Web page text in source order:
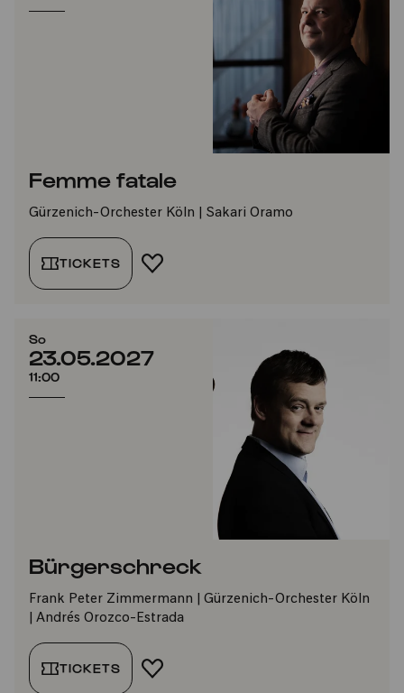
Femme fatale
Gürzenich-Orchester Köln | Sakari Oramo
TICKETS FAVORIT HINZUFÜGEN
So
23.05.2027
11:00
Bürgerschreck
Frank Peter Zimmermann | Gürzenich-Orchester Köln
| Andrés Orozco-Estrada
TICKETS FAVORIT HINZUFÜGEN